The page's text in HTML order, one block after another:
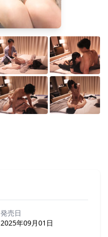
発売日
2025年09月01日